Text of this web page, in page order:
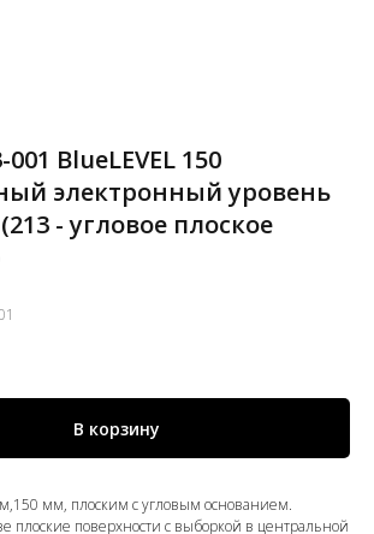
001 BlueLEVEL 150
электронный уровень
- угловое плоское
В корзину
мм, плоским с угловым основанием.
плоские поверхности с выборкой в центральной